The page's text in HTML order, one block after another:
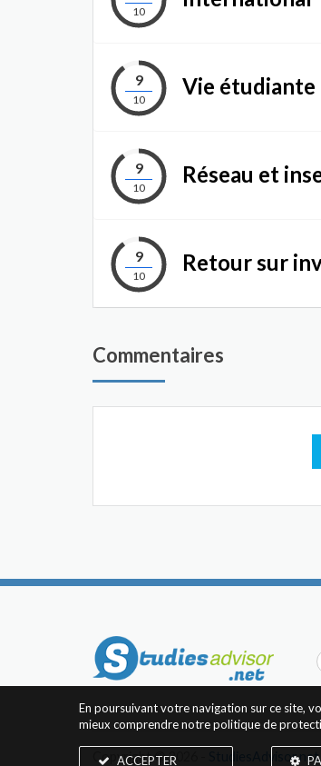
10
9
10
Vie étudiante
9
10
Réseau et
9
10
Retour sur
Commentaires
Copyright © 2026 - StudiesAdvisor.net
En poursuivant votre navigation sur ce site,
mieux comprendre notre politique de
ACCEPTER